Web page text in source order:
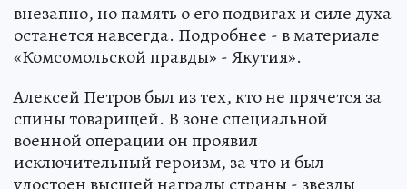
внезапно, но память о его подвигах и силе духа
останется навсегда. Подробнее - в материале
«Комсомольской правды» - Якутия».
Алексей Петров был из тех, кто не прячется за
спины товарищей. В зоне специальной
военной операции он проявил
исключительный героизм, за что и был
удостоен высшей награды страны - звезды